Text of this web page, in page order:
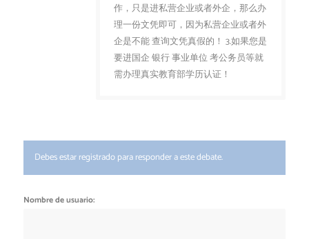
作，只是进私营企业或者外企，那么办
理一份文凭即可，因为私营企业或者外
企是不能 查询文凭真假的！ 3.如果您是
要进国企 银行 事业单位 考公务员等就
需办理真实教育部学历认证！
Debes estar registrado para responder a este debate.
Nombre de usuario: